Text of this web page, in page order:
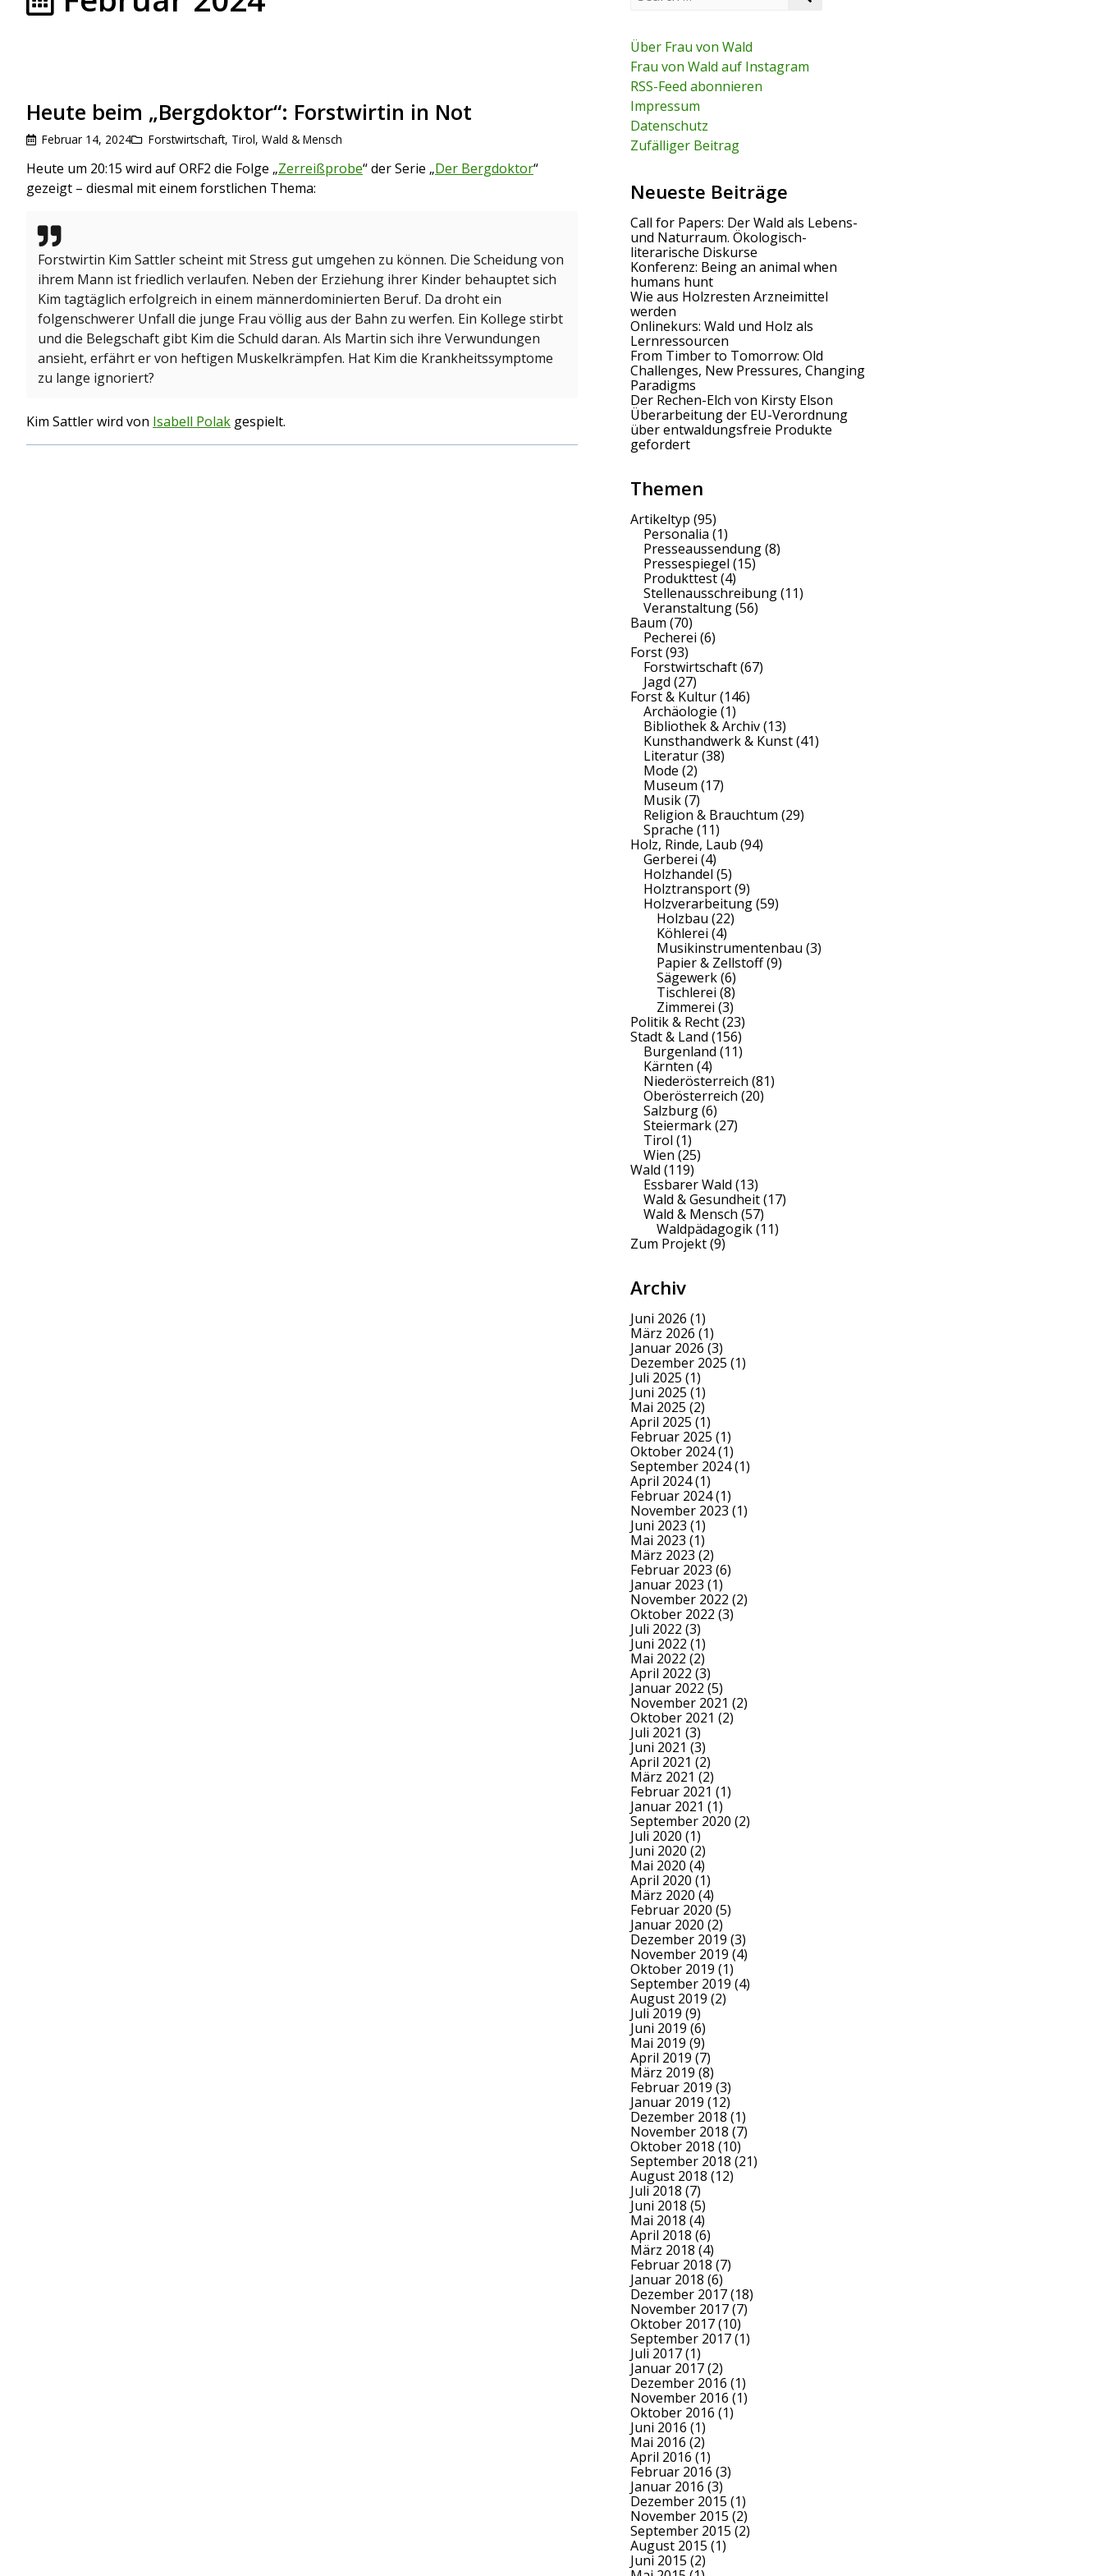
Heute beim „Bergdoktor“: Forstwirtin in Not
Februar 14, 2024 Forstwirtschaft, Tirol, Wald & Mensch
Heute um 20:15 wird auf ORF2 die Folge „Zerreißprobe“ der Serie „Der Bergdoktor“
gezeigt – diesmal mit einem forstlichen Thema:
Forstwirtin Kim Sattler scheint mit Stress gut umgehen zu können. Die Scheidung von
ihrem Mann ist friedlich verlaufen. Neben der Erziehung ihrer Kinder behauptet sich
Kim tagtäglich erfolgreich in einem männerdominierten Beruf. Da droht ein
folgenschwerer Unfall die junge Frau völlig aus der Bahn zu werfen. Ein Kollege stirbt
und die Belegschaft gibt Kim die Schuld daran. Als Martin sich ihre Verwundungen
ansieht, erfährt er von heftigen Muskelkrämpfen. Hat Kim die Krankheitssymptome
zu lange ignoriert?
Kim Sattler wird von Isabell Polak gespielt.
c
h
f
o
r
:
Über Frau von Wald
Frau von Wald auf Instagram
RSS-Feed abonnieren
Impressum
Datenschutz
Zufälliger Beitrag
Neueste Beiträge
Call for Papers: Der Wald als Lebens-
und Naturraum. Ökologisch-
literarische Diskurse
Konferenz: Being an animal when
humans hunt
Wie aus Holzresten Arzneimittel
werden
Onlinekurs: Wald und Holz als
Lernressourcen
From Timber to Tomorrow: Old
Challenges, New Pressures, Changing
Paradigms
Der Rechen-Elch von Kirsty Elson
Überarbeitung der EU-Verordnung
über entwaldungsfreie Produkte
gefordert
Themen
Artikeltyp (95)
Personalia (1)
Presseaussendung(8)
Pressespiegel (15)
Produkttest(4)
Stellenausschreibung(11)
Veranstaltung(56)
Baum (70)
Pecherei (6)
Forst(93)
Forstwirtschaft(67)
Jagd (27)
Forst & Kultur(146)
Archäologie (1)
Bibliothek & Archiv(13)
Kunsthandwerk & Kunst(41)
Literatur(38)
Mode (2)
Museum (17)
Musik(7)
Religion & Brauchtum (29)
Sprache (11)
Holz, Rinde, Laub (94)
Gerberei (4)
Holzhandel (5)
Holztransport(9)
Holzverarbeitung(59)
Holzbau (22)
Köhlerei (4)
Musikinstrumentenbau (3)
Papier & Zellstoff(9)
Sägewerk(6)
Tischlerei (8)
Zimmerei (3)
Politik & Recht(23)
Stadt & Land (156)
Burgenland (11)
Kärnten (4)
Niederösterreich (81)
Oberösterreich (20)
Salzburg(6)
Steiermark(27)
Tirol (1)
Wien (25)
Wald (119)
Essbarer Wald (13)
Wald & Gesundheit(17)
Wald & Mensch (57)
Waldpädagogik(11)
Zum Projekt(9)
Archiv
Juni 2026 (1)
März 2026 (1)
Januar 2026 (3)
Dezember 2025 (1)
Juli 2025 (1)
Juni 2025 (1)
Mai 2025 (2)
April 2025 (1)
Februar 2025 (1)
Oktober 2024(1)
September 2024(1)
April 2024(1)
Februar 2024(1)
November 2023 (1)
Juni 2023 (1)
Mai 2023 (1)
März 2023 (2)
Februar 2023 (6)
Januar 2023 (1)
November 2022 (2)
Oktober 2022 (3)
Juli 2022 (3)
Juni 2022 (1)
Mai 2022 (2)
April 2022 (3)
Januar 2022 (5)
November 2021 (2)
Oktober 2021 (2)
Juli 2021 (3)
Juni 2021 (3)
April 2021 (2)
März 2021 (2)
Februar 2021 (1)
Januar 2021 (1)
September 2020 (2)
Juli 2020 (1)
Juni 2020 (2)
Mai 2020 (4)
April 2020 (1)
März 2020 (4)
Februar 2020 (5)
Januar 2020 (2)
Dezember 2019 (3)
November 2019 (4)
Oktober 2019 (1)
September 2019 (4)
August 2019 (2)
Juli 2019 (9)
Juni 2019 (6)
Mai 2019 (9)
April 2019 (7)
März 2019 (8)
Februar 2019 (3)
Januar 2019 (12)
Dezember 2018 (1)
November 2018 (7)
Oktober 2018 (10)
September 2018 (21)
August 2018 (12)
Juli 2018 (7)
Juni 2018 (5)
Mai 2018 (4)
April 2018 (6)
März 2018 (4)
Februar 2018 (7)
Januar 2018 (6)
Dezember 2017(18)
November 2017(7)
Oktober 2017(10)
September 2017(1)
Juli 2017(1)
Januar 2017(2)
Dezember 2016 (1)
November 2016 (1)
Oktober 2016 (1)
Juni 2016 (1)
Mai 2016 (2)
April 2016 (1)
Februar 2016 (3)
Januar 2016 (3)
Dezember 2015 (1)
November 2015 (2)
September 2015 (2)
August 2015 (1)
Juni 2015 (2)